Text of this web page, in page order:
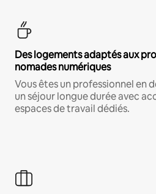
Des logements adaptés aux
nomades numériques
Vous êtes un professionnel en
un séjour longue durée avec
espaces de travail dédiés.